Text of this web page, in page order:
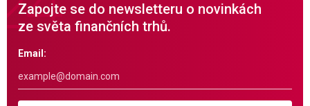
Zapojte se do newsletteru o novinkách
ze světa finančních trhů.
Email: